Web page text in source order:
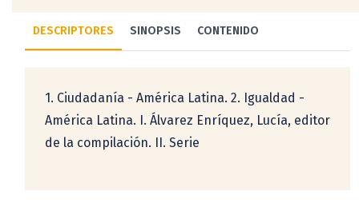
DESCRIPTORES SINOPSIS CONTENIDO
1. Ciudadanía - América Latina. 2. Igualdad -
América Latina. I. Álvarez Enríquez, Lucía, editor
de la compilación. II. Serie